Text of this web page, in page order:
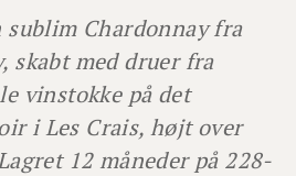
sublim Chardonnay fra
skabt med druer fra
vinstokke på det
i Les Crais, højt over
12 måneder på 228-